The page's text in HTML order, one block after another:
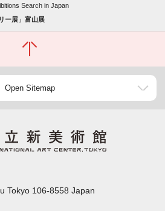
Search in Japan
ー展」富山展
Open Sitemap
Tokyo 106-8558 Japan